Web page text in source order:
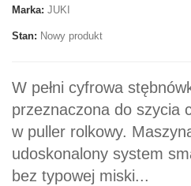
Marka: JUKI
Stan: Nowy produkt
W pełni cyfrowa
przeznaczona do szycia
w puller rolkowy.
udoskonalony system
bez typowej miski...